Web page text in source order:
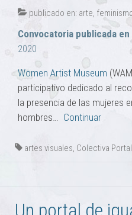
publicado en: arte,
Convocatoria publicada en
2020
Women Artist Museum
participativo dedicado al
la presencia de las mujeres
hombres… Continuar
artes visuales, Colectiva
Un portal de